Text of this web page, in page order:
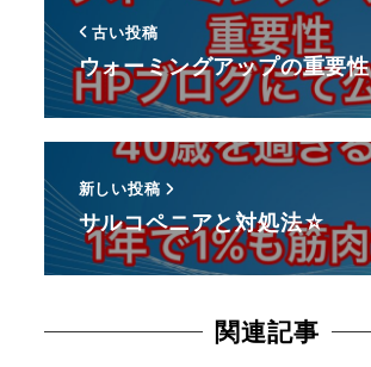
古い投稿
ウォーミングアップの重要性
新しい投稿
サルコペニアと対処法☆
関連記事